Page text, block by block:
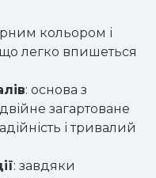
кольором і
легко впишеться
: основа з
загартоване
і тривалий
: завдяки